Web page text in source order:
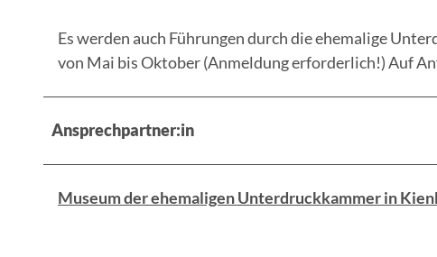
Es werden auch Führungen durch die ehemalige
von Mai bis Oktober (Anmeldung erforderlich!) Auf
Ansprechpartner:in
Museum der ehemaligen Unterdruckkammer in